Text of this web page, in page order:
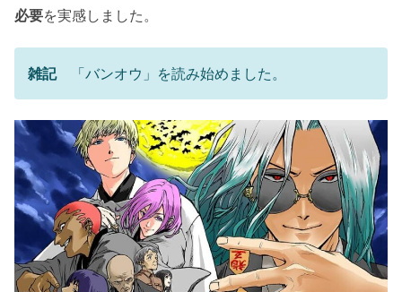
必要を実感しました。
雑記「バンオウ」を読み始めました。